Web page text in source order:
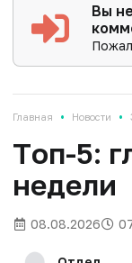
Вы
Главная • Новости •
Tоп-5:
недели
08.08.2026